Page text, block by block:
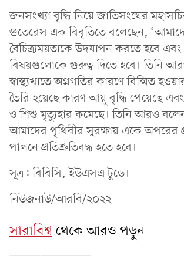
জনসংখ্যা বৃদ্ধি নিয়ে জাতিসংঘের
গুতেরেস এক বিবৃতিতে বলেছেন,
বৈচিত্র্যময়তাকে উদযাপন করতে হবে এবং
বিষয়গুলোকে গুরুত্ব দিতে হবে। তিনি
স্বাস্থ্যখাতে অগ্রগতির কারণে বিস্মিত
তৈরি হয়েছে কারণ আয়ু বৃদ্ধি পেয়েছে
ও শিশু মৃত্যুহার কমেছে। তিনি আরও
আমাদের পৃথিবীর সুরক্ষায় একে অপরের
পালনে প্রতিশ্রুতিবদ্ধ হতে হবে।
সূত্র: বিবিসি, ইউএসএ টুডে।
নিউজনাউ/আরবি/২০২২
সারাবিশ্বথেকে আরও পড়ুন